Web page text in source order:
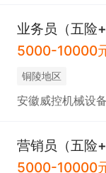
业务员（五险+
5000-10000
铜陵地区
安徽威控机械设
营销员（五险
5000-10000